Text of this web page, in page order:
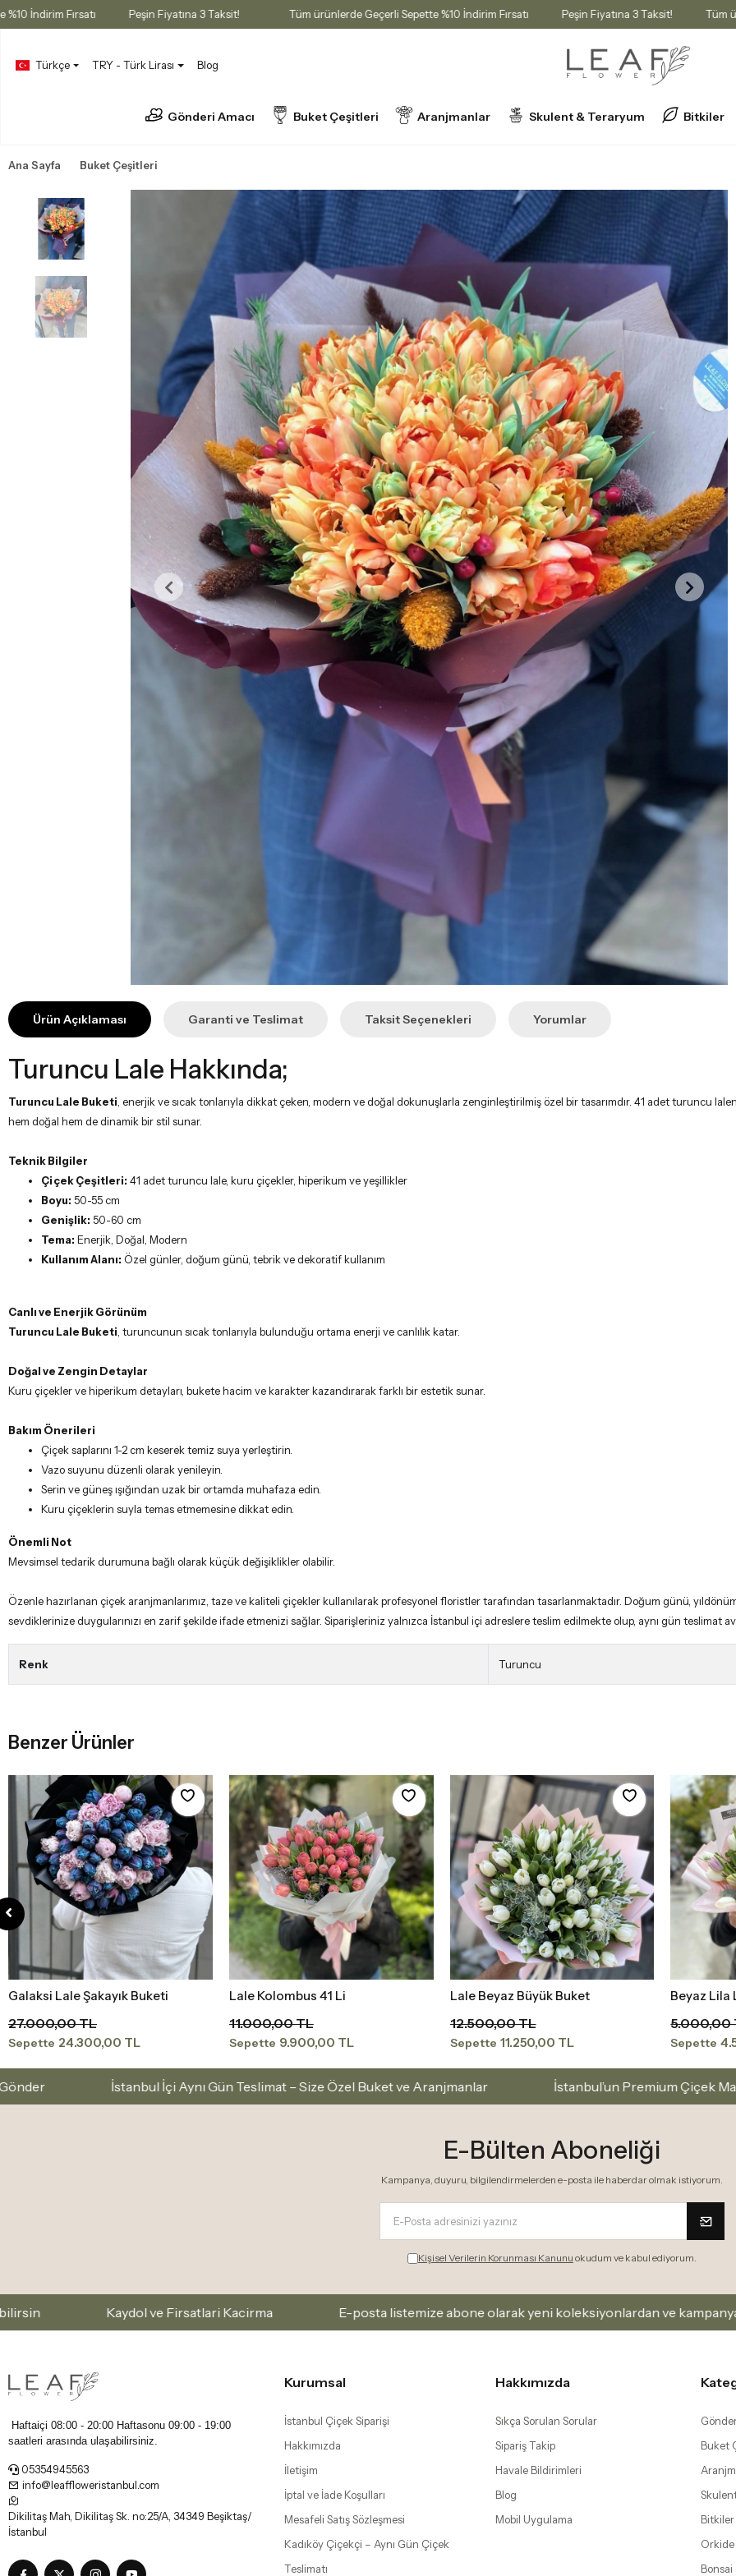
%10 İndirim Fırsatı Peşin Fiyatına 3 Taksit! Tüm ürünlerde Geçerli Sepette %10 İndirim Fırsatı Peşin Fiyatına 3 Taksit!
Türkçe TRY - Türk Lirası Blog
Gönderi Amacı Buket Çeşitleri Aranjmanlar Skulent & Teraryum Bitkiler
Ana Sayfa Buket Çeşitleri
Garanti ve Teslimat Taksit Seçenekleri Yorumlar
Turuncu Lale Hakkında;
Turuncu Lale Buketi
, enerjik ve sıcak tonlarıyla dikkat çeken, modern ve doğal dokunuşlarla zenginleştirilmiş özel bir tasarımdır. 41 adet turuncu
hem doğal hem de dinamik bir stil sunar.
Teknik Bilgiler
50-55 cm
Genişlik:
Kullanım Alanı:
Canlı ve Enerjik Görünüm
Turuncu Lale Buketi, turuncunun sıcak tonlarıyla bulunduğu ortama enerji ve canlılık katar.
Vazo suyunu düzenli olarak yenileyin.
Serin ve güneş ışığından uzak bir ortamda muhafaza edin.
Önemli Not
Mevsimsel tedarik durumuna bağlı olarak küçük değişiklikler olabilir.
Özenle hazırlanan çiçek aranjmanlarımız, taze ve kaliteli çiçekler kullanılarak profesyonel floristler tarafından tasarlanmaktadır. Doğum günü,
Sepete Ekle
Lale Kolombus 41 Li
11.000,00 TL
9.900,00 TL
Sepete Ekle
Lale Beyaz Büyük Buket
12.500,00 TL
Sepette 11.250,00 TL
Sepete Ekle
Beyaz Lila Laleler
5.000,00 TL
Sepette 4.500,00 TL
Pembe
İçi Aynı Gün Teslimat – Size Özel Buket ve Aranjmanlar İstanbul’un Premium Çiçek Markası – Zarafetle
E-Bülten Aboneliği
Kampanya, duyuru, bilgilendirmelerden e-posta ile haberdar olmak istiyorum.
okudum ve kabul ediyorum.
E-posta listemize abone olarak yeni koleksiyonlardan ve kampanyalardan haberdar
05354945563
info@leaffloweristanbul.com
Dikilitaş Mah, Dikilitaş Sk. no:25/A, 34349 Beşiktaş/
İstanbul
Mobil Uygulamalarımız
Kurumsal
İstanbul Çiçek Siparişi
İletişim
Mesafeli Satış Sözleşmesi
Teslimatı
Beşiktaş Çiçekçi | Bebek, Etiler ve
Levent Çiçek Teslimatı
Şişli Çiçekçi | Nişantaşı, Bomonti ve
Hakkımızda
Sıkça Sorulan Sorular
Havale Bildirimleri
Mobil Uygulama
Bonsai